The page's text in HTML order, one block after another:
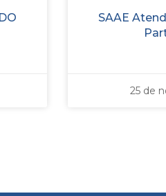
SAAE
25 de